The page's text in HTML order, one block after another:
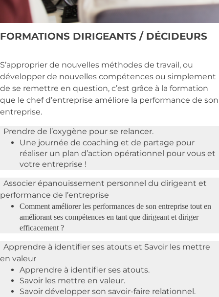
FORMATIONS DIRIGEANTS / DÉCIDEURS
S’approprier de nouvelles méthodes de travail, ou
développer de nouvelles compétences ou simplement
de se remettre en question, c’est grâce à la formation
que le chef d’entreprise améliore la performance de son
entreprise.
Prendre de l’oxygène pour se relancer.
Une journée de coaching et de partage pour
réaliser un plan d’action opérationnel pour vous et
votre entreprise !
Associer épanouissement personnel du dirigeant et
performance de l’entreprise
Comment améliorer les performances de son entreprise tout en
améliorant ses compétences en tant que dirigeant et diriger
efficacement ?
Apprendre à identifier ses atouts et Savoir les mettre
en valeur
Apprendre à identifier ses atouts.
Savoir les mettre en valeur.
Savoir développer son savoir-faire relationnel.